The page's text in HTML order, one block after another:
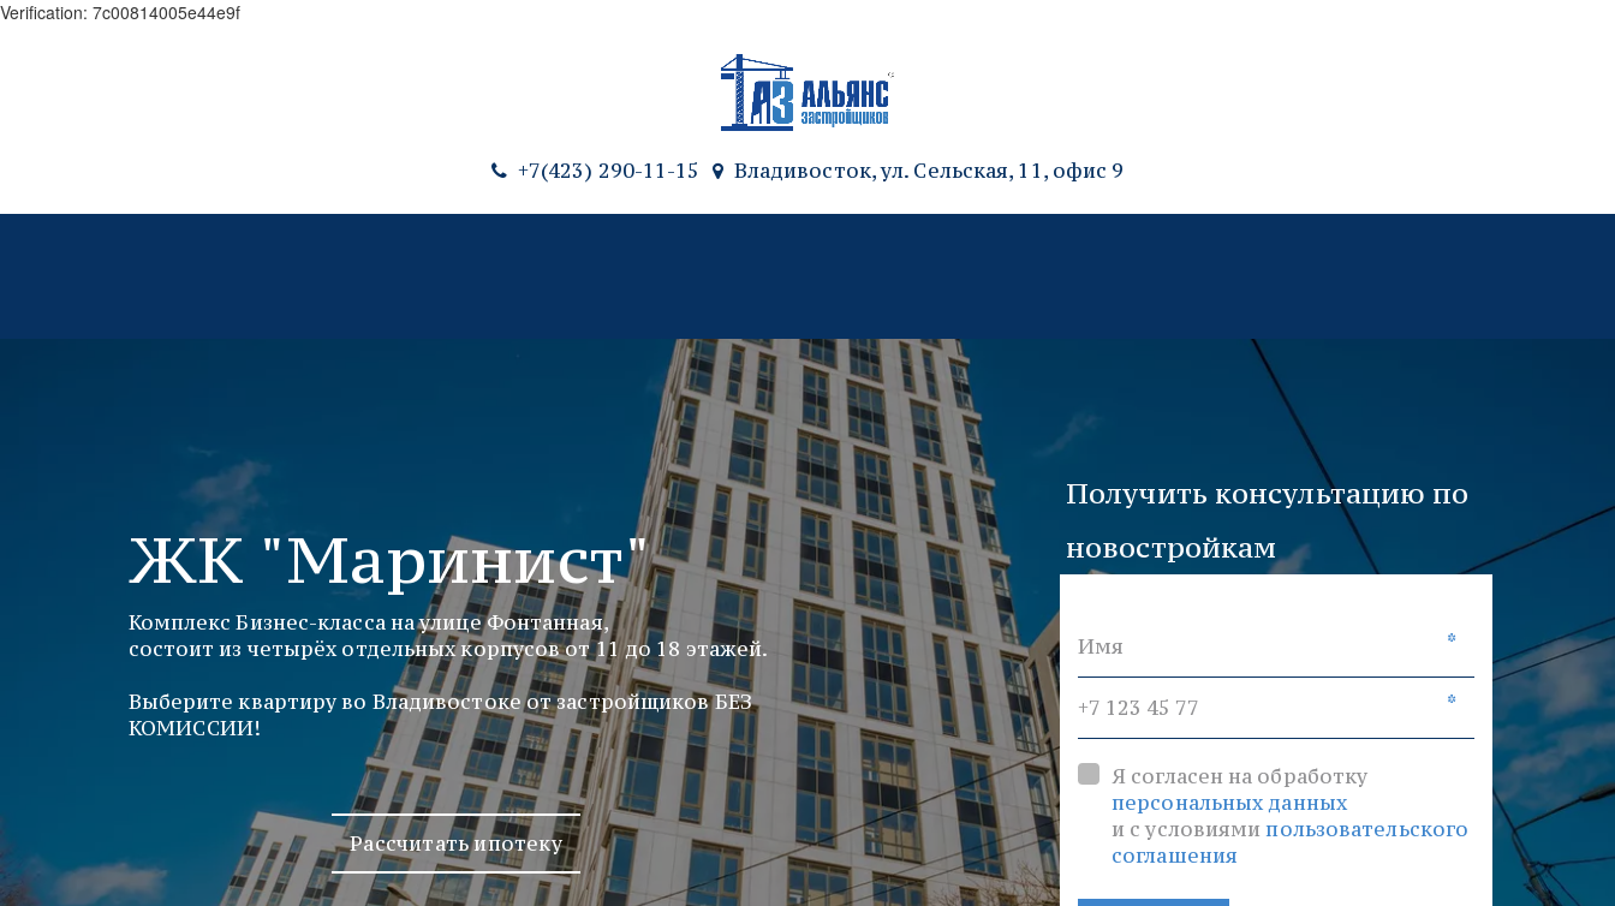
Verification: 7c00814005e44e9f
+7(423) 290-11-15 Владивосток, ул. Сельская, 11, офис 9
ЖК "Маринист"
Комплекс Бизнес-класса на улице Фонтанная,
состоит из четырёх отдельных корпусов от 11 до 18 этажей.
Выберите квартиру во Владивостоке от застройщиков БЕЗ
КОМИССИИ!
Рассчитать ипотеку
Получить консультацию по
новостройкам
*
*
Я согласен на обработку
персональных данных
и с условиямипользовательского
соглашения